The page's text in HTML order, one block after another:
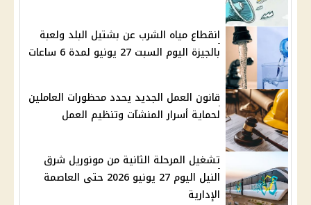
انقطاع مياه الشرب عن بشتيل البلد ولعبة
بالجيزة اليوم السبت 27 يونيو لمدة 6 ساعات
قانون العمل الجديد يحدد محظورات العاملين
لحماية أسرار المنشآت وتنظيم العمل
تشغيل المرحلة الثانية من مونوريل شرق
النيل اليوم 27 يونيو 2026 حتى العاصمة
الإدارية